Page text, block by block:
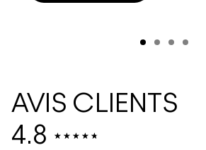
AVIS CLIENTS
4.8